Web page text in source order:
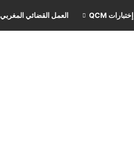
إختبارات QCM العمل القضائي المغربي